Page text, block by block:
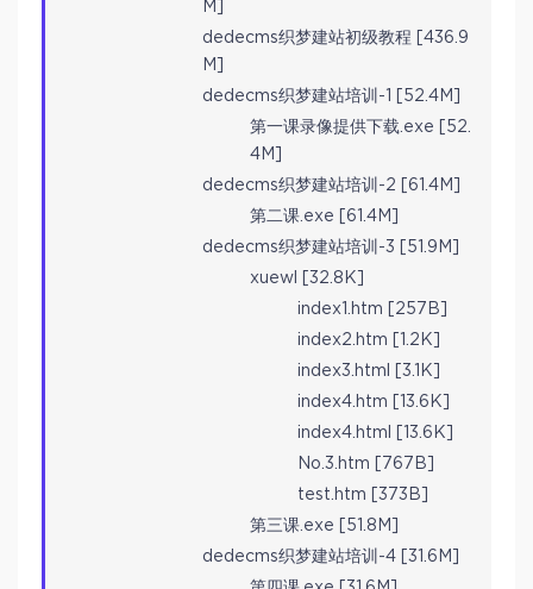
M]
dedecms织梦建站初级教程 [436.9
M]
dedecms织梦建站培训-1 [52.4M]
第一课录像提供下载.exe [52.
4M]
dedecms织梦建站培训-2 [61.4M]
第二课.exe [61.4M]
dedecms织梦建站培训-3 [51.9M]
xuewl [32.8K]
index1.htm [257B]
index2.htm [1.2K]
index3.html [3.1K]
index4.htm [13.6K]
index4.html [13.6K]
No.3.htm [767B]
test.htm [373B]
第三课.exe [51.8M]
dedecms织梦建站培训-4 [31.6M]